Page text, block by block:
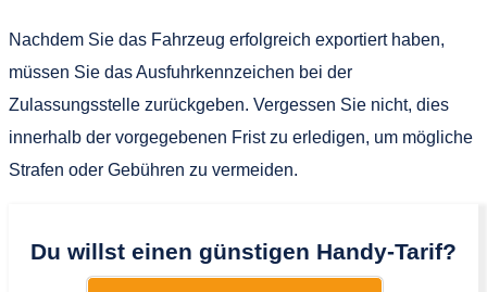
Nachdem Sie das Fahrzeug erfolgreich exportiert haben,
müssen Sie das Ausfuhrkennzeichen bei der
Zulassungsstelle zurückgeben. Vergessen Sie nicht, dies
innerhalb der vorgegebenen Frist zu erledigen, um mögliche
Strafen oder Gebühren zu vermeiden.
Du willst einen günstigen Handy-Tarif?